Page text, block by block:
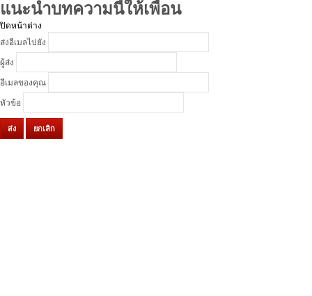
แนะนำบทความนี้ให้เพื่อน
ปิดหน้าต่าง
ส่งอีเมลไปยัง
ผู้ส่ง
อีเมลของคุณ
หัวข้อ
ส่ง ยกเลิก